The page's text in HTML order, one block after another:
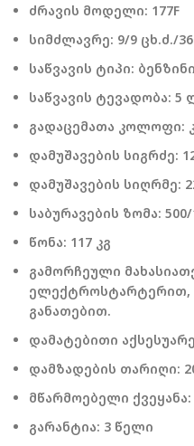
ძრავის მოდელი: 177F
სიმძლავრე: 9/9 ცხ.ძ./
საწვავის ტიპი: ბენზინი
საწვავის ტევადობა: 5
გადაცემათა კოლოფი:
დამუშავების სიგრძე:
დამუშავების სიღრმე:
საბურავების ზომა: 500/
წონა: 117 კგ
გამორჩეული
განათებით.
დამატებითი
დამზადების თარიღი:
მწარმოებელი
გარანტია: 3 წელი